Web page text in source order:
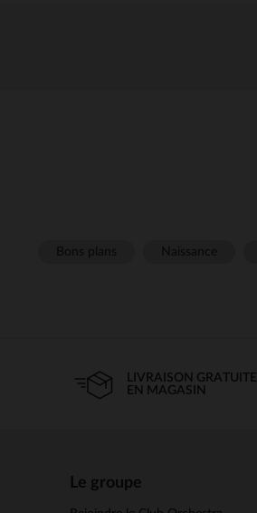
LIVRAISON GRATUITE
EN MAGASIN
Le groupe